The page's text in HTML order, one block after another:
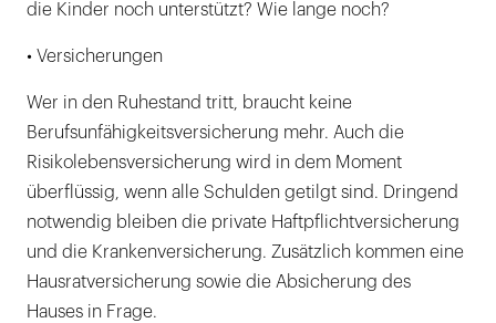
die Kinder noch unterstützt? Wie lange noch?
• Versicherungen
Wer in den Ruhestand tritt, braucht keine
Berufsunfähigkeitsversicherung mehr. Auch die
Risikolebensversicherung wird in dem Moment
überflüssig, wenn alle Schulden getilgt sind. Dringend
notwendig bleiben die private Haftpflichtversicherung
und die Krankenversicherung. Zusätzlich kommen eine
Hausratversicherung sowie die Absicherung des
Hauses in Frage.